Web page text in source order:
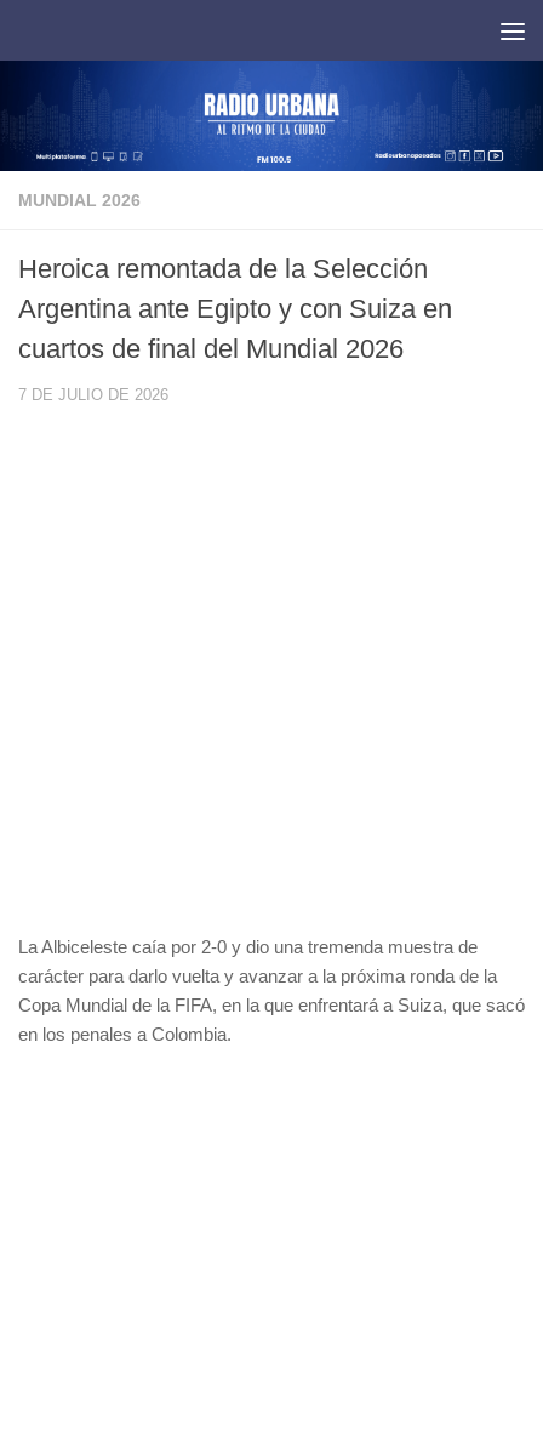
MUNDIAL 2026
Heroica remontada de la Selección
Argentina ante Egipto y con Suiza en
cuartos de final del Mundial 2026
7 DE JULIO DE 2026
La Albiceleste caía por 2-0 y dio una tremenda muestra de
carácter para darlo vuelta y avanzar a la próxima ronda de la
Copa Mundial de la FIFA, en la que enfrentará a Suiza, que sacó
en los penales a Colombia.